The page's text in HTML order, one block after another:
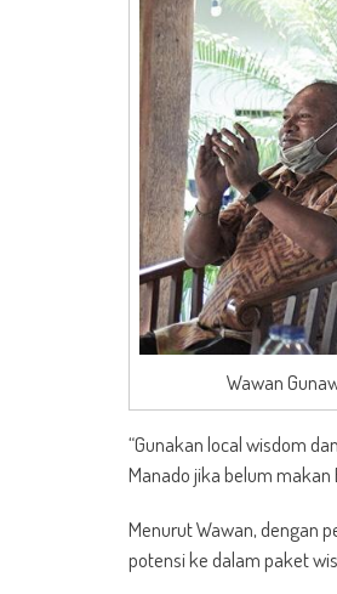
Wawan
“Gunakan local wisdom
Manado jika belum makan
Menurut Wawan, dengan
potensi ke dalam paket